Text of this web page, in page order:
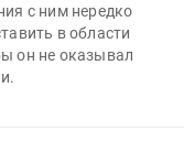
с ним нередко
в области
он не оказывал